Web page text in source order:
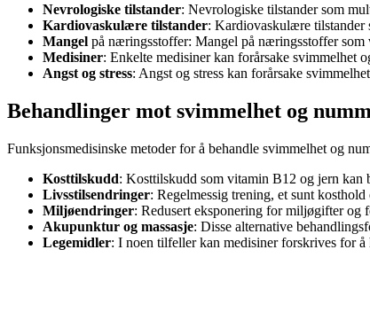
Nevrologiske tilstander: Nevrologiske tilstander som
Kardiovaskulære tilstander: Kardiovaskulære tilstander
Mangel på næringsstoffer: Mangel på næringsstoffer
Medisiner: Enkelte medisiner kan forårsake svimmelhet
Angst og stress: Angst og stress kan forårsake
Behandlinger mot svimmelhet og
Funksjonsmedisinske metoder for å behandle svimmelhet og
Kosttilskudd: Kosttilskudd som vitamin B12 og jern kan
Livsstilsendringer: Regelmessig trening, et sunt
Miljøendringer: Redusert eksponering for miljøgifter og
Akupunktur og massasje: Disse alternative
Legemidler: I noen tilfeller kan medisiner forskrives for å